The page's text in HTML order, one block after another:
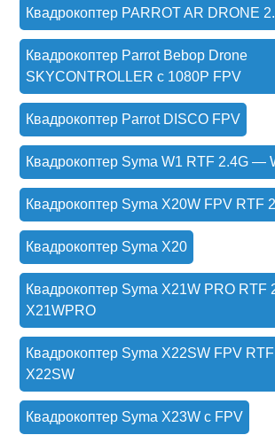
Квадрокоптер PARROT AR DRONE
Квадрокоптер Parrot Bebop Drone
SKYCONTROLLER с 1080P FPV
Квадрокоптер Parrot DISCO FPV
Квадрокоптер Syma W1 RTF 2.4G —
Квадрокоптер Syma X20W FPV RTF
Квадрокоптер Syma X20
Квадрокоптер Syma X21W PRO
X21WPRO
Квадрокоптер Syma X22SW FPV
X22SW
Квадрокоптер Syma X23W с FPV